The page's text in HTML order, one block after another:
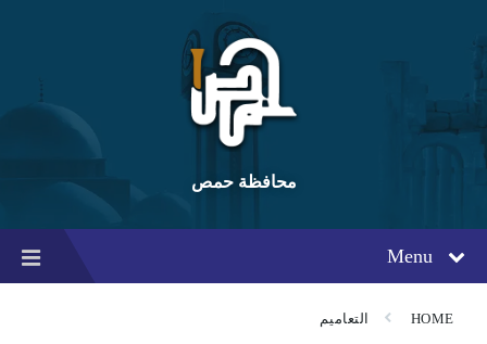
content
main
navigation
footer
محافظة حمص
Menu
HOME التعاميم